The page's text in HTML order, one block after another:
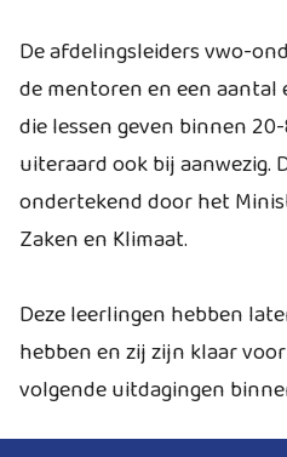
De afdelingsleiders vwo-
de mentoren en een
die lessen geven binnen
uiteraard ook bij aanwezig.
ondertekend door het
Zaken en Klimaat.
Deze leerlingen hebben
hebben en zij zijn klaar
volgende uitdagingen